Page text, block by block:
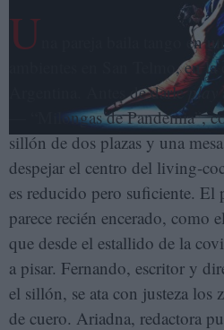
U na pareja baila tango en
ambientes en San Telmo, en
Argentina. Antes de darleplay
— “Milongas de Pandemia”,
sillón de dos plazas y una
despejar el centro del living-
es reducido pero suficiente. El
parece recién encerado, como
que desde el estallido de la
a pisar. Fernando, escritor y
el sillón, se ata con justeza los
de cuero. Ariadna, redactora